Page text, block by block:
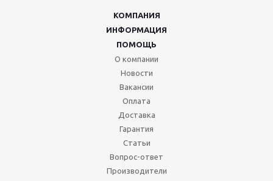
КОМПАНИЯ
ИНФОРМАЦИЯ
ПОМОЩЬ
О компании
Новости
Вакансии
Оплата
Доставка
Гарантия
Статьи
Вопрос-ответ
Производители